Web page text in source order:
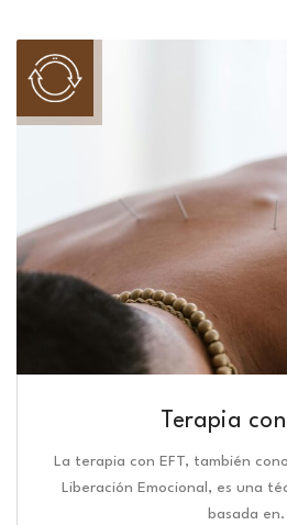
Terapia con
La terapia con EFT, también
Liberación Emocional, es una
basada en.